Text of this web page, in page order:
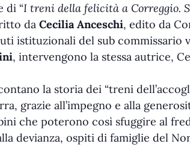
di “I treni della felicità a Correggio.
da Cecilia Anceschi, edito da
istituzionali del sub commissario
, intervengono la stessa autrice,
la storia dei “treni
grazie all’impegno e alla
che poterono così sfuggire al
devianza, ospiti di famiglie del